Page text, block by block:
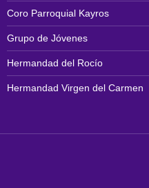
Coro Parroquial Kayros
Grupo de Jóvenes
Hermandad del Rocío
Hermandad Virgen del Carmen